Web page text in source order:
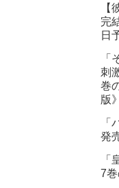
完
日
刺
巻
版》
発
7